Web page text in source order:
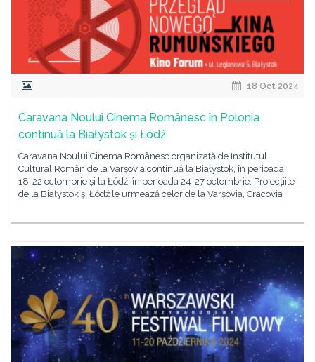
18 Oct 2024
Caravana Noului Cinema Românesc în Polonia
continuă la Białystok și Łódź
Caravana Noului Cinema Românesc organizată de Institutul
Cultural Român de la Varșovia continuă la Białystok, în perioada
18-22 octombrie și la Łódź, în perioada 24-27 octombrie. Proiecțiile
de la Białystok și Łódź le urmează celor de la Varșovia, Cracovia